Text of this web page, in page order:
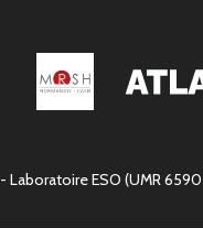
- Laboratoire ESO (UMR